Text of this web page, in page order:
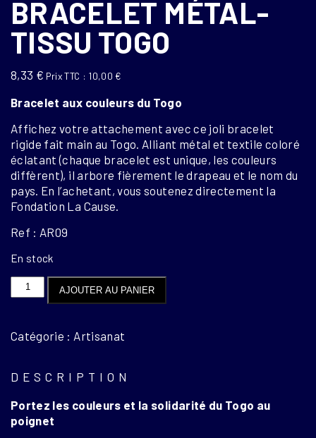
BRACELET MÉTAL-
TISSU TOGO
8,33 € Prix TTC : 10,00 €
Bracelet aux couleurs du Togo
Affichez votre attachement avec ce joli bracelet
rigide fait main au Togo. Alliant métal et textile coloré
éclatant (chaque bracelet est unique, les couleurs
diffèrent), il arbore fièrement le drapeau et le nom du
pays. En l’achetant, vous soutenez directement la
Fondation La Cause.
Ref : AR09
En stock
quantité
de
MÉTAL-
TISSU
AJOUTER AU PANIER
Catégorie : Artisanat
DESCRIPTION
Portez les couleurs et la solidarité du Togo au
poignet